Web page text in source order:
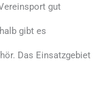
gut
gibt es
Das Einsatzgebiet